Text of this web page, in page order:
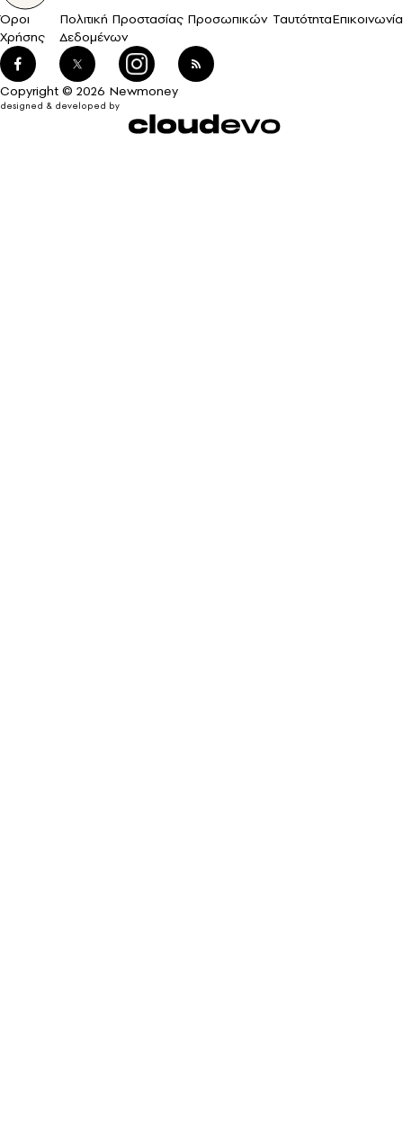
Όροι
Χρήσης
Πολιτική Προστασίας Προσωπικών
Δεδομένων
ΤαυτότηταΕπικοινωνία
Copyright © 2026 Newmoney
designed & developed by